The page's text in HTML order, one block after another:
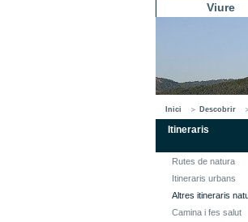
Viure
Inici Descobrir
Itineraris
Rutes de natura
Itineraris urbans
Altres itineraris
Camina i fes salut